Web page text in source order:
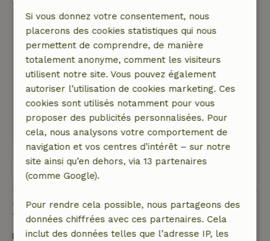
Sympa que ce soit un jardin clos, après les
heures d'ouverture régulières de l'oasis, c'est
agréable de pouvoir se promener entre les
roses en toute tranquillité. Emplacement
encore plus agréable, à proximité des artères
routières.
Ce texte est traduite automatiquement.
Montre l'original.
Voir les 7 avis
Bon à savoir
Détails du séjour
Si vous donnez votre consentement, nous
placerons des cookies statistiques qui nous
permettent de comprendre, de manière
totalement anonyme, comment les visiteurs
utilisent notre site. Vous pouvez également
autoriser l’utilisation de cookies marketing. Ces
cookies sont utilisés notamment pour vous
proposer des publicités personnalisées. Pour
cela, nous analysons votre comportement de
navigation et vos centres d’intérêt – sur notre
site ainsi qu’en dehors, via 13 partenaires
(comme Google).
Pour rendre cela possible, nous partageons des
données chiffrées avec ces partenaires. Cela
inclut des données telles que l’adresse IP, les